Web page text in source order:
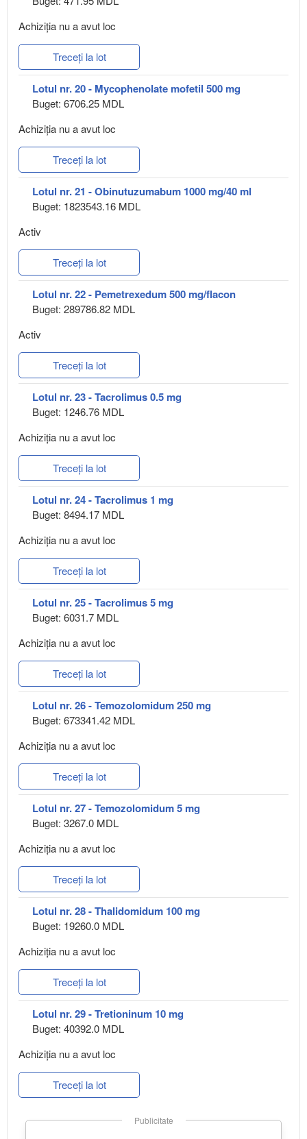
Achiziţia nu a avut loc
Treceți la lot
Lotul nr. 20 - Mycophenolate mofetil 500 mg
Buget: 6706.25 MDL
Achiziţia nu a avut loc
Treceți la lot
Lotul nr. 21 - Obinutuzumabum 1000 mg/40 ml
Buget: 1823543.16 MDL
Activ
Treceți la lot
Lotul nr. 22 - Pemetrexedum 500 mg/flacon
Buget: 289786.82 MDL
Activ
Treceți la lot
Lotul nr. 23 - Tacrolimus 0.5 mg
Buget: 1246.76 MDL
Achiziţia nu a avut loc
Treceți la lot
Lotul nr. 24 - Tacrolimus 1 mg
Buget: 8494.17 MDL
Achiziţia nu a avut loc
Treceți la lot
Lotul nr. 25 - Tacrolimus 5 mg
Buget: 6031.7 MDL
Achiziţia nu a avut loc
Treceți la lot
Lotul nr. 26 - Temozolomidum 250 mg
Buget: 673341.42 MDL
Achiziţia nu a avut loc
Treceți la lot
Lotul nr. 27 - Temozolomidum 5 mg
Buget: 3267.0 MDL
Achiziţia nu a avut loc
Treceți la lot
Lotul nr. 28 - Thalidomidum 100 mg
Buget: 19260.0 MDL
Achiziţia nu a avut loc
Treceți la lot
Lotul nr. 29 - Tretioninum 10 mg
Buget: 40392.0 MDL
Achiziţia nu a avut loc
Treceți la lot
Publicitate